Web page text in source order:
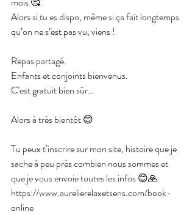
Alors si tu es dispo, même si ça fait longtemps
qu’on ne s’est pas vu, viens !
Repas partagé.
Enfants et conjoints bienvenus.
C’est gratuit bien sûr…
Alors à très bientôt 😊
Tu peux t’inscrire sur mon site, histoire que je
sache à peu près combien nous sommes et
que je vous envoie toutes les infos 😊🙏
https://www.aurelierelaxetsens.com/book-
online